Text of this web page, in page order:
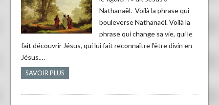
Nathanaël. Voilà la phrase qui
bouleverse Nathanaël. Voilà la
phrase qui change sa vie, qui le
fait découvrir Jésus, qui lui fait reconnaître l’être divin en
Jésus.…
SAVOIR PLUS